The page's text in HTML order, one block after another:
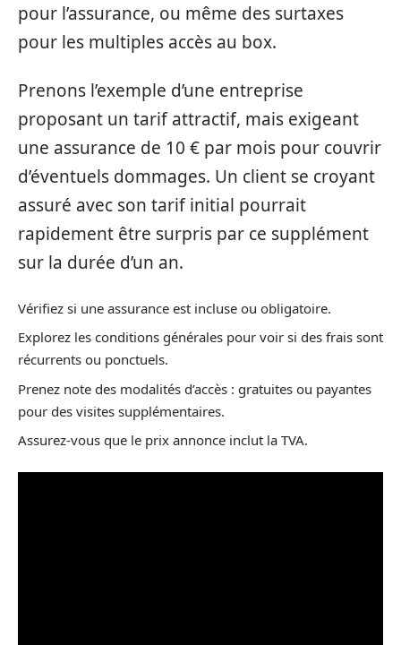
pour l’assurance, ou même des surtaxes
pour les multiples accès au box.
Prenons l’exemple d’une entreprise
proposant un tarif attractif, mais exigeant
une assurance de 10 € par mois pour couvrir
d’éventuels dommages. Un client se croyant
assuré avec son tarif initial pourrait
rapidement être surpris par ce supplément
sur la durée d’un an.
Vérifiez si une assurance est incluse ou obligatoire.
Explorez les conditions générales pour voir si des frais sont
récurrents ou ponctuels.
Prenez note des modalités d’accès : gratuites ou payantes
pour des visites supplémentaires.
Assurez-vous que le prix annonce inclut la TVA.